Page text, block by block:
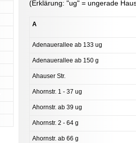
(Erklärung: "ug" = ungerade
A
Adenauerallee ab 133 ug
Adenauerallee ab 150 g
Ahauser Str.
Ahornstr. 1 - 37 ug
Ahornstr. ab 39 ug
Ahornstr. 2 - 64 g
Ahornstr. ab 66 g